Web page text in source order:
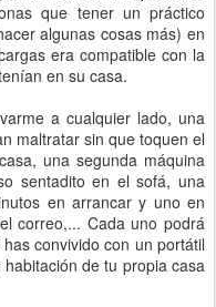
que tener un práctico
algunas cosas más) en
era compatible con la
en su casa.
a cualquier lado, una
maltratar sin que toquen el
una segunda máquina
sentadito en el sofá, una
en arrancar y uno en
correo,... Cada uno podrá
convivido con un portátil
de tu propia casa